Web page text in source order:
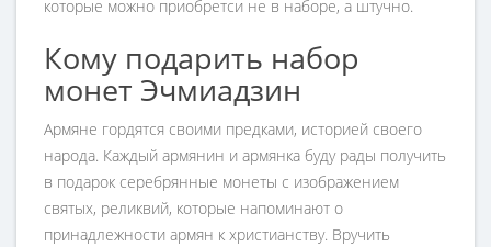
которые можно приобретси не в наборе, а штучно.
Кому подарить набор
монет Эчмиадзин
Армяне гордятся своими предками, историей своего
народа. Каждый армянин и армянка буду рады получить
в подарок серебрянные монеты с изображением
святых, реликвий, которые напоминают о
принадлежности армян к христианству. Вручить